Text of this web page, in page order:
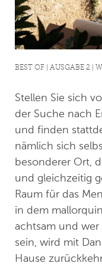
BEST OF | AUSGABE 2 |
Stellen Sie sich
der Suche nach
und finden
nämlich sich
besonderer Ort,
und gleichzeitig
Raum für das
in dem
achtsam und wer
sein, wird mit
Hause